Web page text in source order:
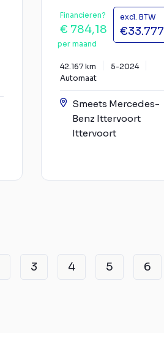
Financieren?
€ 784,18
per maand
excl. BTW
€33.777
42.167 km
5-2024
Automaat
Smeets Mercedes-
Benz Ittervoort
Ittervoort
3 4 5 6